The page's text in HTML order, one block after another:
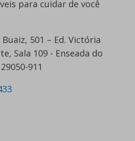
para cuidar de você
501 – Ed. Victória
Sala 109 - Enseada do
911